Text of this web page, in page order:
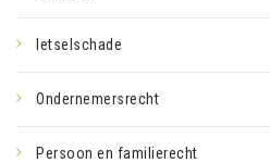
letselschade
Ondernemersrecht
Persoon en familierecht